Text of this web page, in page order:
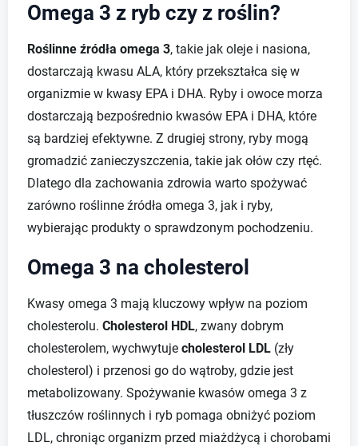
Omega 3 z ryb czy z roślin?
Roślinne źródła omega 3, takie jak oleje i nasiona,
dostarczają kwasu ALA, który przekształca się w
organizmie w kwasy EPA i DHA. Ryby i owoce morza
dostarczają bezpośrednio kwasów EPA i DHA, które
są bardziej efektywne. Z drugiej strony, ryby mogą
gromadzić zanieczyszczenia, takie jak ołów czy rtęć.
Dlatego dla zachowania zdrowia warto spożywać
zarówno roślinne źródła omega 3, jak i ryby,
wybierając produkty o sprawdzonym pochodzeniu.
Omega 3 na cholesterol
Kwasy omega 3 mają kluczowy wpływ na poziom
cholesterolu. Cholesterol HDL, zwany dobrym
cholesterolem, wychwytuje cholesterol LDL (zły
cholesterol) i przenosi go do wątroby, gdzie jest
metabolizowany. Spożywanie kwasów omega 3 z
tłuszczów roślinnych i ryb pomaga obniżyć poziom
LDL, chroniąc organizm przed miażdżycą i chorobami